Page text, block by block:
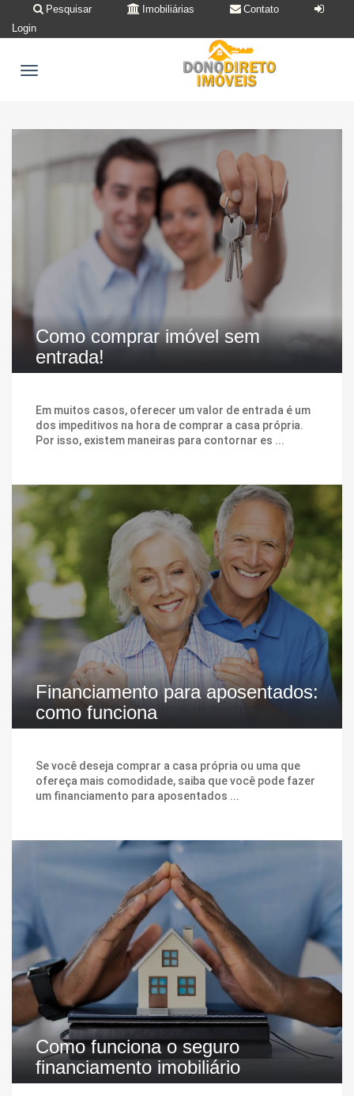
Pesquisar Imobiliárias
Contato
Login
Como comprar imóvel sem
entrada!
Em muitos casos, oferecer um valor de entrada é um
dos impeditivos na hora de comprar a casa própria.
Por isso, existem maneiras para contornar es ...
Financiamento para aposentados:
como funciona
Se você deseja comprar a casa própria ou uma que
ofereça mais comodidade, saiba que você pode fazer
um financiamento para aposentados ...
Como funciona o seguro
financiamento imobiliário